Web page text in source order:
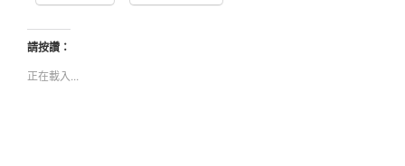
請按讚：
正在載入...